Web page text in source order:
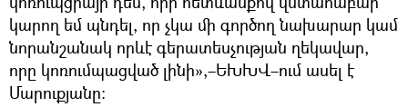
կարող եմ պնդել, որ չկա մի գործող նախարար կամ
նորանշանակ որևէ գերատեսչության ղեկավար,
որը կոռումպացված լինի»,–ԵԽԽՎ–ում ասել է
Մարուքյանը։